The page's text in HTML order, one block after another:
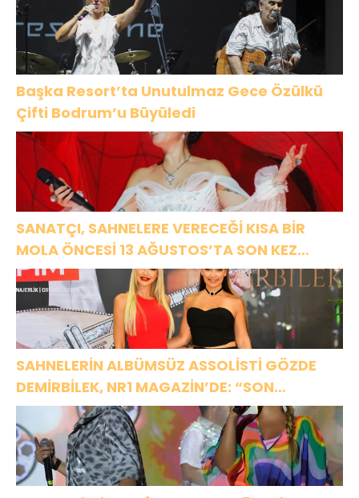
Başka Resort’ta Unutulmaz Gece Özülkü
Çifti Bodrum’u Büyüledi
SANATÇI, SAHNELERE VERECEĞİ KISA BİR
MOLA ÖNCESİ 13 AĞUSTOS’TA SON KEZ
HARBİYE’DE OLACAK!
SAHNELERİN ALBÜMSÜZ ASSOLİSTİ GÖZDE
DEMİRBİLEK, NR1 MAGAZİN’DE: “SON
ASSOLİST OLARAK VAR OLACAĞIM!”